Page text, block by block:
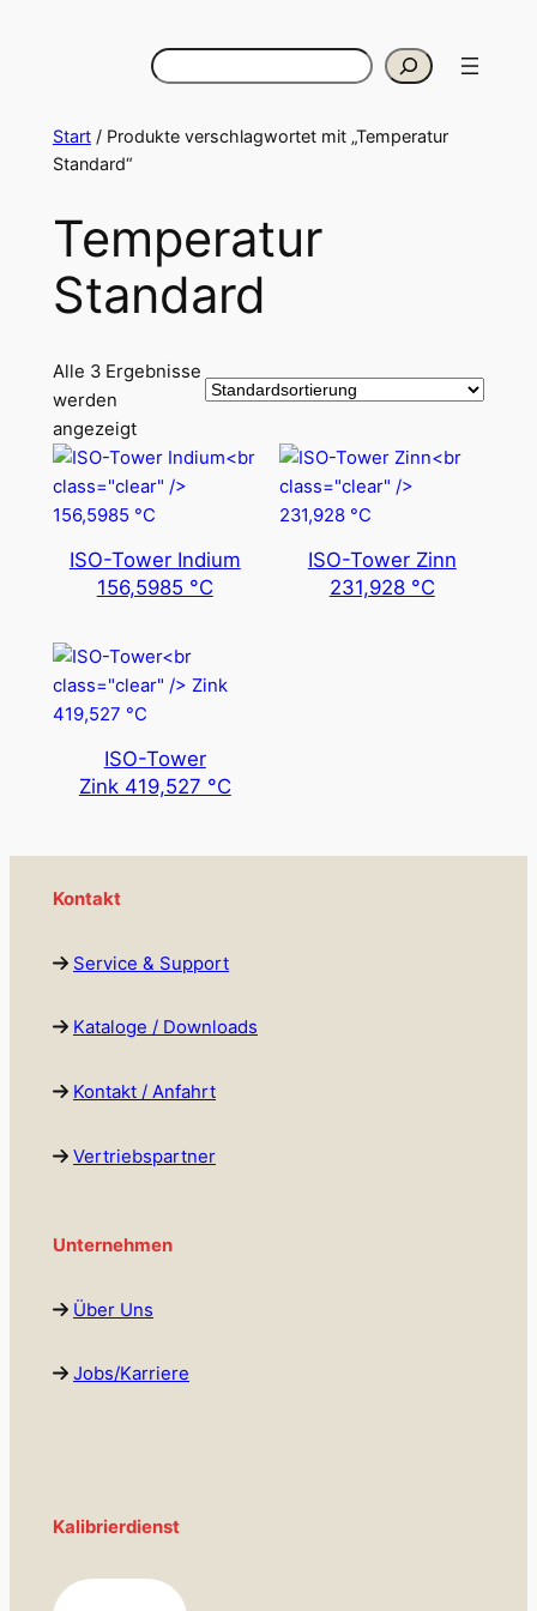
Suchen
Start/ Produkte verschlagwortet mit „Temperatur
Standard“
Temperatur
Standard
Alle 3 Ergebnisse
werden
angezeigt
ISO-Tower Indium
156,5985 °C
ISO-Tower Zinn
231,928 °C
ISO-Tower
Zink 419,527 °C
Kontakt
Service & Support
Kataloge / Downloads
Kontakt / Anfahrt
Vertriebspartner
Unternehmen
Über Uns
Jobs/Karriere
Kalibrierdienst